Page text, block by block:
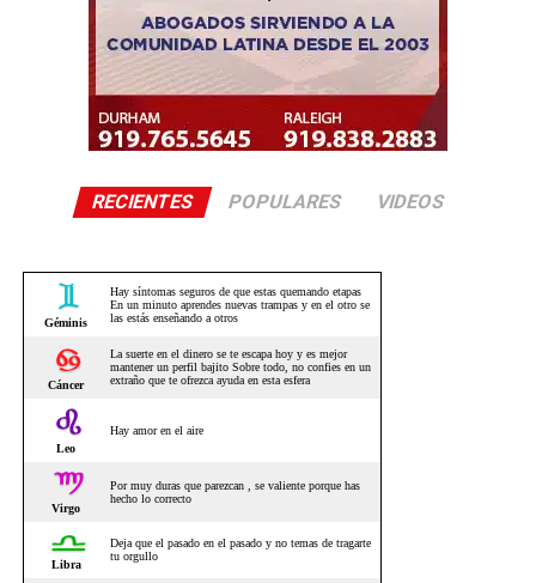
RECIENTES POPULARES VIDEOS